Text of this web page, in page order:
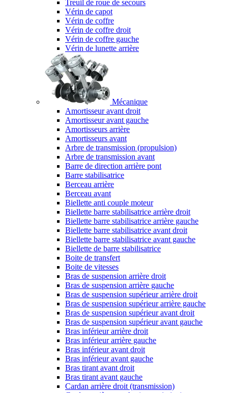
Treuil de roue de secours
Vérin de capot
Vérin de coffre
Vérin de coffre droit
Vérin de coffre gauche
Vérin de lunette arrière
Mécanique
Amortisseur avant droit
Amortisseur avant gauche
Amortisseurs arrière
Amortisseurs avant
Arbre de transmission (propulsion)
Arbre de transmission avant
Barre de direction arrière pont
Barre stabilisatrice
Berceau arrière
Berceau avant
Biellette anti couple moteur
Biellette barre stabilisatrice arrière droit
Biellette barre stabilisatrice arrière gauche
Biellette barre stabilisatrice avant droit
Biellette barre stabilisatrice avant gauche
Biellette de barre stabilisatrice
Boite de transfert
Boite de vitesses
Bras de suspension arrière droit
Bras de suspension arrière gauche
Bras de suspension supérieur arrière droit
Bras de suspension supérieur arrière gauche
Bras de suspension supérieur avant droit
Bras de suspension supérieur avant gauche
Bras inférieur arrière droit
Bras inférieur arrière gauche
Bras inférieur avant droit
Bras inférieur avant gauche
Bras tirant avant droit
Bras tirant avant gauche
Cardan arrière droit (transmission)